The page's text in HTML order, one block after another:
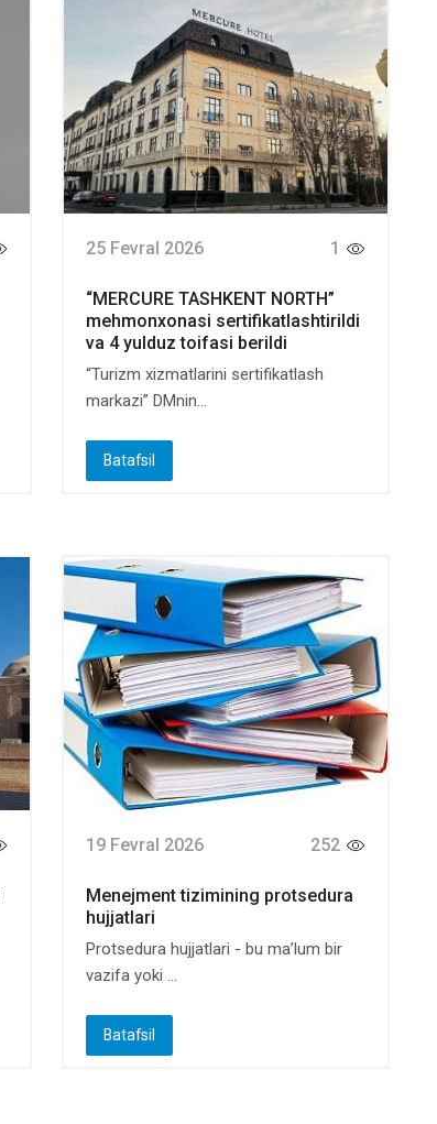
25 Fevral 2026 1
“MERCURE TASHKENT NORTH”
mehmonxonasi sertifikatlashtirildi
va 4 yulduz toifasi berildi
“Turizm xizmatlarini sertifikatlash
markazi” DMnin...
Batafsil
19 Fevral 2026 252
Menejment tizimining protsedura
hujjatlari
Protsedura hujjatlari - bu ma’lum bir
vazifa yoki ...
Batafsil